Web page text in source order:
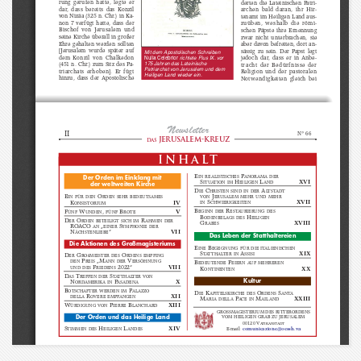
rung  gerufen  hatte,  legte  er
dar,  dass  bereits  das  Konzil
von Nizäa (325 n. Chr.) in Ka-
non  7  verfügt  hatte,  dass  der
Bischof  von  Jerusalem  und
seine Kirche überall in großer
Ehre gehalten werden sollten
[Jerusalem  wurde  später  auf
dem  Konzil  von  Chalkedon
(451 n. Chr.) zum Sitz des Pa-
triarchats  erhoben].  Er  fügt
hinzu,  dass  der  Apostolische
derten  die  Lateinischen  Patri-
archen  bald  daran,  ihr  Hir-
tenamt im Heiligen Land aus-
zuüben,  weshalb  die  römi-
schen  Päpste  ihre  Ernennung
zwar  nicht  unterbrachen,  sie
aber davon befreiten, dort an-
sässig  zu  sein.  Der  Papst  legt
jedoch  dar,  dass  er  in  Anbe-
tracht  der  Bedürfnisse  der
Religion  und  der  pastoralen
Notwendigkeiten  gleich  bei
Mit dem Apostolischen Schreiben
Nulla Celebrior richtete Pius IX. vor
175 Jahren das Lateinische
Patriarchat von Jerusalem und dem
Heiligen Land wieder ein.
II N° 66
Newsletter
Das JERUSALEM-KREUZ
Der Orden im Einklang mit
der weltweiten Kirche
Die Aktionen des Großmagisteriums
Das Leben der Statthaltereien
Kultur
inhalt
EIN FÜR DEN ORDEN SEHR BEDEUTSAMES
KONSISTORIUM
IV
FÜNF WUNDEN, FÜNF BROTE
V
DER ORDEN BETEILIGT SICH IM RAHMEN DER
ROACO AN „EINER SYMPHONIE DER
NÄCHSTENLIEBE“ VII
DER GROßMEISTER DES ORDENS EMPFING
DEN PREIS „MANN DER VERSÖHNUNG
UND DES FRIEDENS 2022“
VIII
DAS TREFFEN DER STATTHALTER VON
NORDAMERIKA IN PASADENA
X
BOTSCHAFTER WERDEN IM PALAZZO
DELLA ROVERE EMPFANGEN
XII
WÜRDIGUNG VON PIERRE BLANCHARD XIII
STIMMEN DES HEILIGEN LANDES XIV
EIN REALISTISCHES PANORAMA DER
SITUATION IM HEILIGEN LAND
XVI
DIE CHRISTEN SIND IN DER ALT S TA DT
VON JERUSALEM MEHR UND MEHR
IN SCHWIERIGKEITEN
XVII
BEGINN DER RESTAURIERUNG DES
BODENBELAGS DES HEILIGEN
GRABES XVIII
EINE BEGEGNUNG FÜR DIE ITALIENISCHEN
STATTHALTER IN ASSISI
XIX
BEDEUTENDE FEIERN AUF MEHREREN
KONTINENTEN XX
DIE KAPITELSKIRCHE DES ORDENS SANTA
MARIA DELLA PACE  IN MAILAND XXIII
Der Orden und das Heilige Land
GROSSMAGISTERIUM DES RITTERORDENS
VOM HEILIGEN GRAB ZU JERUSALEM
00120 V ATIKANSTADT
E-mail: comunicazione@oessh.va